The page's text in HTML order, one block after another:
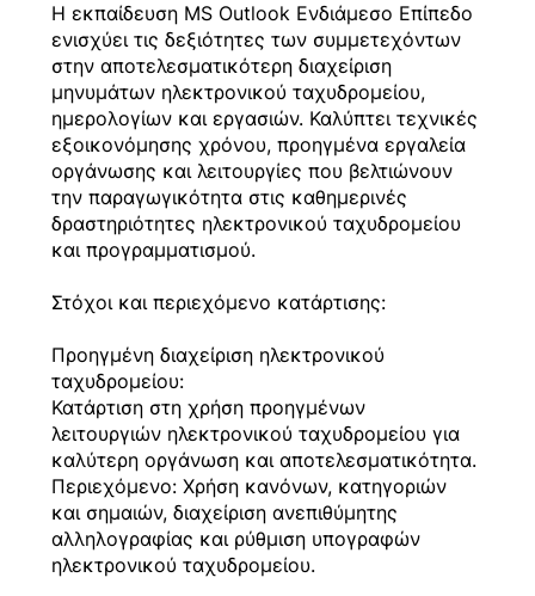
Η εκπαίδευση MS Outlook Ενδιάμεσο Επίπεδο
ενισχύει τις δεξιότητες των συμμετεχόντων
στην αποτελεσματικότερη διαχείριση
μηνυμάτων ηλεκτρονικού ταχυδρομείου,
ημερολογίων και εργασιών. Καλύπτει τεχνικές
εξοικονόμησης χρόνου, προηγμένα εργαλεία
οργάνωσης και λειτουργίες που βελτιώνουν
την παραγωγικότητα στις καθημερινές
δραστηριότητες ηλεκτρονικού ταχυδρομείου
και προγραμματισμού.
Στόχοι και περιεχόμενο κατάρτισης:
Προηγμένη διαχείριση ηλεκτρονικού
ταχυδρομείου:
Κατάρτιση στη χρήση προηγμένων
λειτουργιών ηλεκτρονικού ταχυδρομείου για
καλύτερη οργάνωση και αποτελεσματικότητα.
Περιεχόμενο: Χρήση κανόνων, κατηγοριών
και σημαιών, διαχείριση ανεπιθύμητης
αλληλογραφίας και ρύθμιση υπογραφών
ηλεκτρονικού ταχυδρομείου.